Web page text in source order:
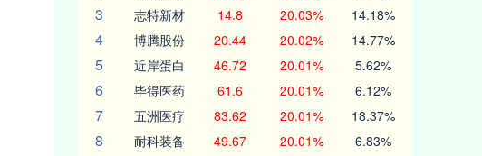
3 志特新材 14.8 20.03% 14.18%
4 博腾股份 20.44 20.02% 14.77%
5 近岸蛋白 46.72 20.01% 5.62%
6 毕得医药 61.6 20.01% 6.12%
7 五洲医疗 83.62 20.01% 18.37%
8 耐科装备 49.67 20.01% 6.83%